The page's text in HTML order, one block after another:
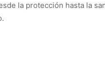
la protección hasta la